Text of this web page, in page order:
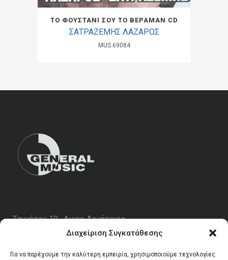
Διαχείριση Συγκατάθεσης
Για να παρέχουμε την καλύτερη εμπειρία, χρησιμοποιούμε τεχνολογίες
ΤΟ ΦΟΥΣΤΑΝΙ ΣΟΥ ΤΟ ΒΕΡΑΜΑΝ CD
ΣΑΤΡΑΖΕΜΗΣ ΛΑΖΑΡΟΣ
MUS.69084
Ταυγέτου 19 , Αγιος Δημήτριος